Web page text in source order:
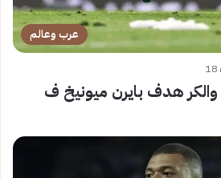
عرب وعالم
18
والكر هدف بايرن ميونيخ ف